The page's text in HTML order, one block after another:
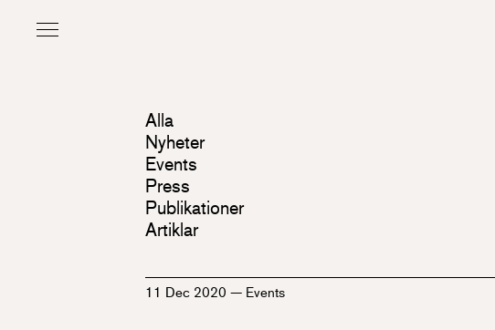
Alla
Nyheter
Events
Press
Publikationer
Artiklar
11 Dec 2020— Events